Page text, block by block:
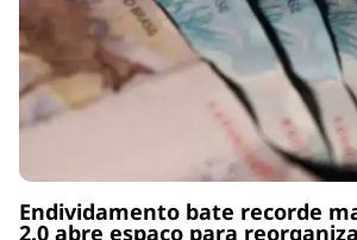
Endividamento bate recorde
2.0 abre espaço para